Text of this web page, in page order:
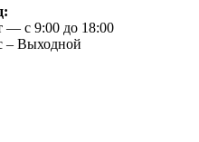
с 9:00 до 18:00
– Выходной